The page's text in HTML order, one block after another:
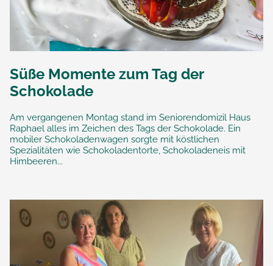
Süße Momente zum Tag der
Schokolade
Am vergangenen Montag stand im Seniorendomizil Haus
Raphael alles im Zeichen des Tags der Schokolade. Ein
mobiler Schokoladenwagen sorgte mit köstlichen
Spezialitäten wie Schokoladentorte, Schokoladeneis mit
Himbeeren...